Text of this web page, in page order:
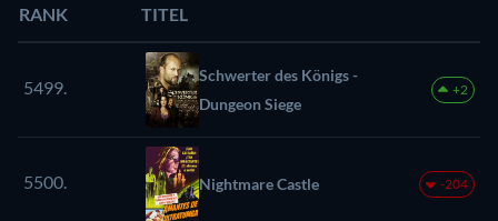
RANK TITEL
5499.
Schwerter des Königs -
Dungeon Siege
+2
5500. Nightmare Castle -204